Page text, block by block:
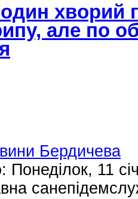
хворий
але по
Бердичева
Понеділок, 11